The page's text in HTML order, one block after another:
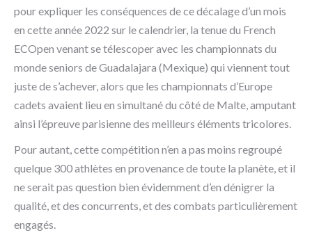
pour expliquer les conséquences de ce décalage d’un mois
en cette année 2022 sur le calendrier, la tenue du French
ECOpen venant se télescoper avec les championnats du
monde seniors de Guadalajara (Mexique) qui viennent tout
juste de s’achever, alors que les championnats d’Europe
cadets avaient lieu en simultané du côté de Malte, amputant
ainsi l’épreuve parisienne des meilleurs éléments tricolores.
Pour autant, cette compétition n’en a pas moins regroupé
quelque 300 athlètes en provenance de toute la planète, et il
ne serait pas question bien évidemment d’en dénigrer la
qualité, et des concurrents, et des combats particulièrement
engagés.